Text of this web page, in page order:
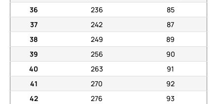
36
236
85
37
242
87
38
249
89
39
256
90
40
263
91
41
270
92
42
276
93